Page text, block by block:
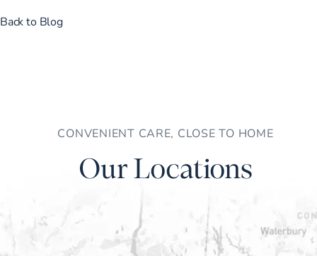
Back to Blog
CONVENIENT CARE, CLOSE TO HOME
Our Locations